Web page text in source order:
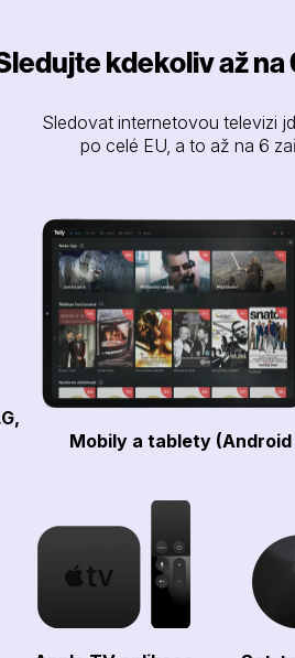
kdekoliv až na
Sledovat internetovou televizi
po celé EU, a to až na 6
Mobily a tablety (Android